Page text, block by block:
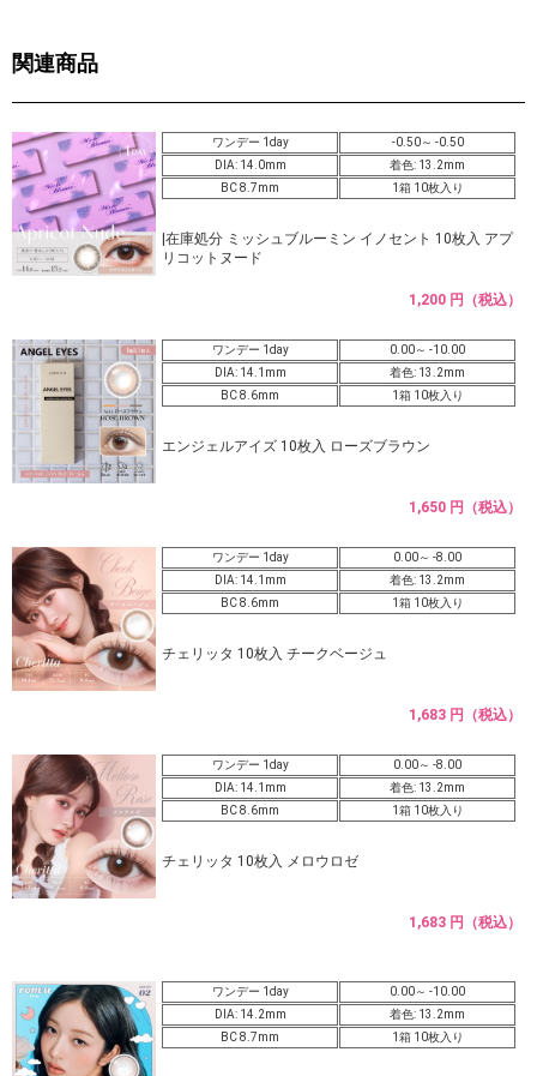
関連商品
ワンデー 1day
-0.50～ -0.50
DIA: 14.0mm
着色: 13.2mm
BC 8.7mm
1箱 10枚入り
|在庫処分 ミッシュブルーミン イノセント 10枚入 アプ
リコットヌード
1,200 円（税込）
ワンデー 1day
0.00～ -10.00
DIA: 14.1mm
着色: 13.2mm
BC 8.6mm
1箱 10枚入り
エンジェルアイズ 10枚入 ローズブラウン
1,650 円（税込）
ワンデー 1day
0.00～ -8.00
DIA: 14.1mm
着色: 13.2mm
BC 8.6mm
1箱 10枚入り
チェリッタ 10枚入 チークベージュ
1,683 円（税込）
ワンデー 1day
0.00～ -8.00
DIA: 14.1mm
着色: 13.2mm
BC 8.6mm
1箱 10枚入り
チェリッタ 10枚入 メロウロゼ
1,683 円（税込）
ワンデー 1day
0.00～ -10.00
DIA: 14.2mm
着色: 13.2mm
BC 8.7mm
1箱 10枚入り